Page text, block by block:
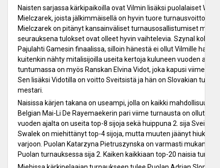
Naisten sarjassa kärkipaikoilla ovat Vilmin lisäksi puolalaiset
Mielczarek, joista jälkimmäisellä on hyvin tuore turnausvoitto
Mielczarek on pitänyt kansainväliset turnausosallistumiset
seurauksena tulokset ovat olleet hyvin vaihtelevia. Szynal
Pajulahti Gamesin finaalissa, silloin hänestä ei ollut Vilmille
kuitenkin nähty mitalisijoilla useita kertoja kuluneen vuoden
tuntumassa on myös Ranskan Elvina Vidot, joka kapusi viimeksi
Sen lisäksi Vidotilla on voitto Sveitsistä ja hän on Slovakian
mestari.
Naisissa kärjen takana on useampi, jolla on kaikki
Belgian Mai-Li De Rayemaekerin pari viime turnausta on ollut
vuoden ajalta on useita top-8 sijoja sekä huippuna 2. sija
Swalek on miehittänyt top-4 sijoja, mutta muuten jäänyt hiukan
varjoon. Puolan Katarzyna Pietruszynska on varmasti mukana
Puolan turnauksessa sija 2. Kaiken kaikkiaan top-20 naisia